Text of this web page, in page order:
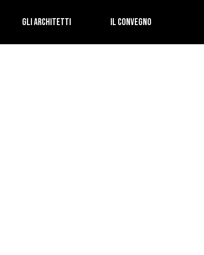
GLI ARCHITETTI IL CONVEGNO